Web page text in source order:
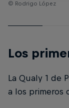
© Rodrigo López
Los
La Qualy 1 de
a los primeros